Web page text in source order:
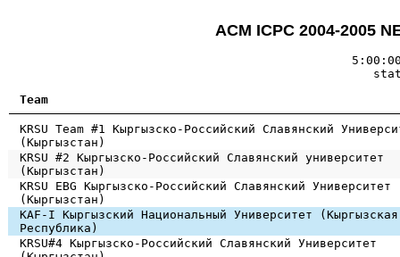
ACM ICPC 2004-2005
Team
KRSU Team #1 Кыргызско-Российский Славянский
(Кыргызстан)
KRSU #2 Кыргызско-Российский Славянский университет
(Кыргызстан)
KRSU EBG Кыргызско-Российский Славянский Университет
(Кыргызстан)
KAF-I Кыргызский Национальный Университет (Кыргызская
Республика)
KRSU#4 Кыргызско-Российский Славянский Университет